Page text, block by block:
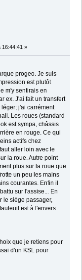
16:44:41 »
progeo. Je suis
est plutôt
m'y sentirais en
ex. J'ai fait un transfert
j'ai carrément
Les roues (standard
est sympa, châssis
en rouge. Ce qui
actifs chez
aller loin avec le
la roue. Autre point
plus sur la roue que
un peu les mains
courantes. Enfin il
sur l'assise... En
le siège passager,
est à l'envers
que je retiens pour
d'un KSL pour